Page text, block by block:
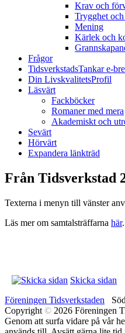
Krav och
Trygghet
Mening
Kärlek och
Frågor
TidsverkstadsTankar e-
Din LivskvalitetsProfil
Läsvärt
Fackböcker
Romaner med mera
Akademiskt och
Sevärt
Hörvärt
Expandera länkträd
Från Tidsverkstad
Texterna i menyn till vänster
Läs mer om samtalsträffarna här.
Skicka sidan
Föreningen Tidsverkstaden
Copyright © 2026 Föreningen
Genom att surfa vidare på vår